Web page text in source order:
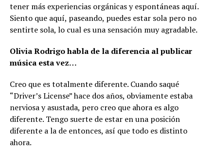
tener más experiencias orgánicas y espontáneas aquí.
Siento que aquí, paseando, puedes estar sola pero no
sentirte sola, lo cual es una sensación muy agradable.
Olivia Rodrigo habla de la diferencia al publicar
música esta vez…
Creo que es totalmente diferente. Cuando saqué
“Driver’s License” hace dos años, obviamente estaba
nerviosa y asustada, pero creo que ahora es algo
diferente. Tengo suerte de estar en una posición
diferente a la de entonces, así que todo es distinto
ahora.